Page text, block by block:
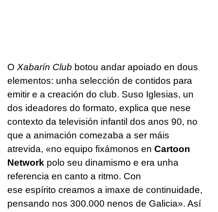
O Xabarín Club botou andar apoiado en dous
elementos: unha selección de contidos para
emitir e a creación do club. Suso Iglesias, un
dos ideadores do formato, explica que nese
contexto da televisión infantil dos anos 90, no
que a animación comezaba a ser máis
atrevida, «no equipo fixámonos en Cartoon
Network polo seu dinamismo e era unha
referencia en canto a ritmo. Con
ese espírito creamos a imaxe de continuidade,
pensando nos 300.000 nenos de Galicia». Así